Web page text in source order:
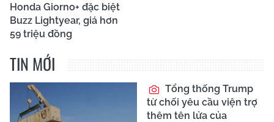
Honda Giorno+ đặc biệt
Buzz Lightyear, giá hơn
59 triệu đồng
TIN MỚI
Tổng thống Trump
từ chối yêu cầu viện trợ
thêm tên lửa của